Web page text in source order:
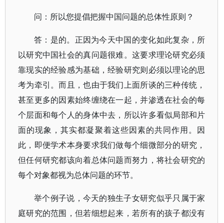
问：所以您提倡把握中国问题的总体性原则？
答：是的。正因为今天中国的变化如此复杂，所
以研究中国社会的真问题很难。这要求理论研究必须
靠现实的经验感为基础，经验研究则必须以理论的思
考为牵引。而且，也由于我们上面所谈的三种传统，
甚至更多的因素始终缠绕在一起，并渗透在社会的每
个层面和每个人的身体中去，所以许多看似局部和片
面的现象，其实都凝聚着这些因素的共同作用。因
此，即便学术本身要求我们做每个细微部分的研究，
但任何研究都该向着总体问题而努力，将社会研究的
每个对象都视为总体问题的环节。
举个例子说，今天的独生子女研究似乎只属于家
庭研究的范围，但若细想起来，若所有的孩子都没有